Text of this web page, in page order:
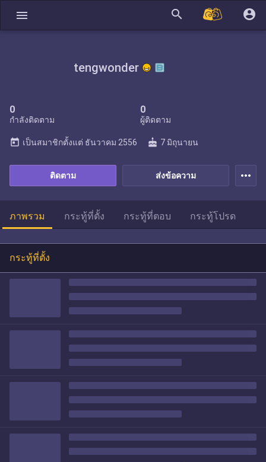
menu search account_circle
tengwonder
0
กำลังติดตาม
0
ผู้ติดตาม
ส่งข้อความ
ติดตาม
today เป็นสมาชิกตั้งแต่ ธันวาคม 2556 cake 7 มิถุนายน
more_horiz
ภาพรวม กระทู้ที่ตั้ง กระทู้ที่ตอบ กระทู้โปรด
กระทู้ที่ตั้ง